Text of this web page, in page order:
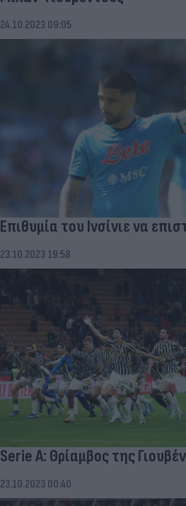
24.10.2023 09:05
Επιθυμία του Ινσίνιε να
23.10.2023 19:58
Serie A: Θρίαμβος της
23.10.2023 00:40